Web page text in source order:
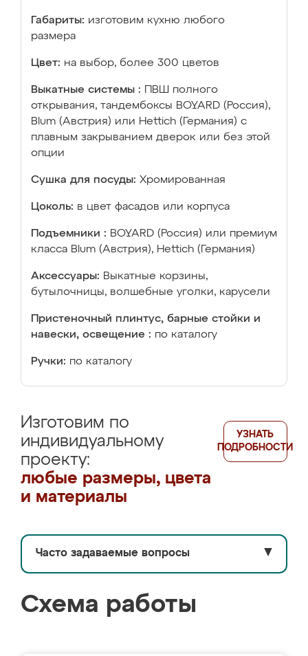
Габариты: изготовим кухню любого
размера
Цвет: на выбор, более 300 цветов
Выкатные системы :
ПВШ полного
открывания, тандембоксы BOYARD (Россия),
Blum (Австрия) или Hettich (Германия) с
плавным закрыванием дверок или без этой
опции
Сушка для посуды: Хромированная
Цоколь: в цвет фасадов или корпуса
Подъемники : BOYARD (Россия) или премиум
класса Blum (Австрия), Hettich (Германия)
Аксессуары: Выкатные корзины,
бутылочницы, волшебные уголки, карусели
Пристеночный плинтус, барные стойки и
навески, освещение : по каталогу
Ручки: по каталогу
Изготовим по
индивидуальному
проекту:
любые размеры, цвета
и материалы
УЗНАТЬ
ПОДРОБНОСТИ
Часто задаваемые вопросы ▼
Схема работы